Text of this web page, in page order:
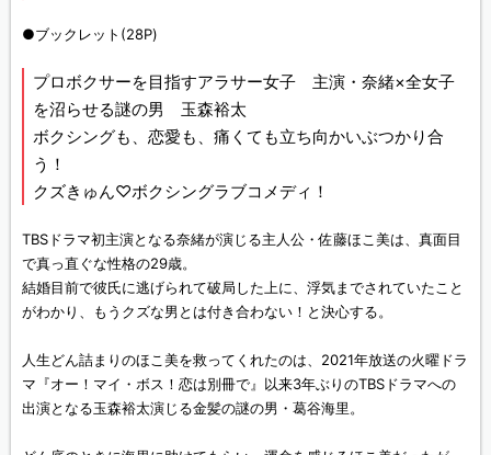
●ブックレット(28P)
プロボクサーを目指すアラサー女子 主演・奈緒×全女子
を沼らせる謎の男 玉森裕太
ボクシングも、恋愛も、痛くても立ち向かいぶつかり合
う！
クズきゅん♡ボクシングラブコメディ！
TBSドラマ初主演となる奈緒が演じる主人公・佐藤ほこ美は、真面目
で真っ直ぐな性格の29歳。
結婚目前で彼氏に逃げられて破局した上に、浮気までされていたこと
がわかり、もうクズな男とは付き合わない！と決心する。
人生どん詰まりのほこ美を救ってくれたのは、2021年放送の火曜ドラ
マ『オー！マイ・ボス！恋は別冊で』以来3年ぶりのTBSドラマへの
出演となる玉森裕太演じる金髪の謎の男・葛谷海里。